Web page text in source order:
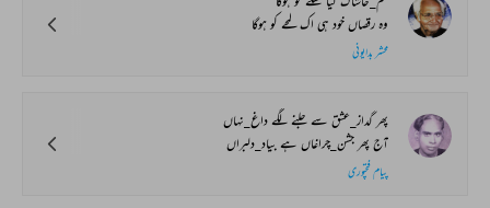
وہ رقصاں خود ہی اک لمحے کو ہوگا
محشر بدایونی
پھر گداز_عشق سے جلنے لگے داغ_نہاں
آج پھر جشن_چراغاں ہے بیاد_دلبراں
پیام فتحپوری